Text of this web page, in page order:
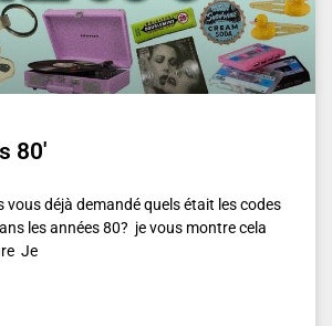
80′
vous déjà demandé quels était les codes
les années 80? je vous montre cela
Je